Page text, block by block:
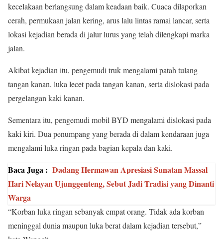
kecelakaan berlangsung dalam keadaan baik. Cuaca dilaporkan
cerah, permukaan jalan kering, arus lalu lintas ramai lancar, serta
lokasi kejadian berada di jalur lurus yang telah dilengkapi marka
jalan.
Akibat kejadian itu, pengemudi truk mengalami patah tulang
tangan kanan, luka lecet pada tangan kanan, serta dislokasi pada
pergelangan kaki kanan.
Sementara itu, pengemudi mobil BYD mengalami dislokasi pada
kaki kiri. Dua penumpang yang berada di dalam kendaraan juga
mengalami luka ringan pada bagian kepala dan kaki.
Baca Juga : Dadang Hermawan Apresiasi Sunatan Massal
Hari Nelayan Ujunggenteng, Sebut Jadi Tradisi yang Dinanti
Warga
“Korban luka ringan sebanyak empat orang. Tidak ada korban
meninggal dunia maupun luka berat dalam kejadian tersebut,”